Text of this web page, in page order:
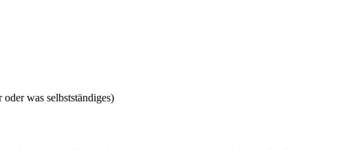
was selbstständiges)